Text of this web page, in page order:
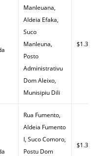
Manleuana,
Aldeia Efaka,
Suco
Manleuna,
Posto
Administrativu
Dom Aleixo,
Munisipiu Dili
$1.30
Rua Fumento,
Aldeia Fumento
I, Suco Comoro,
Postu Dom
$1.33